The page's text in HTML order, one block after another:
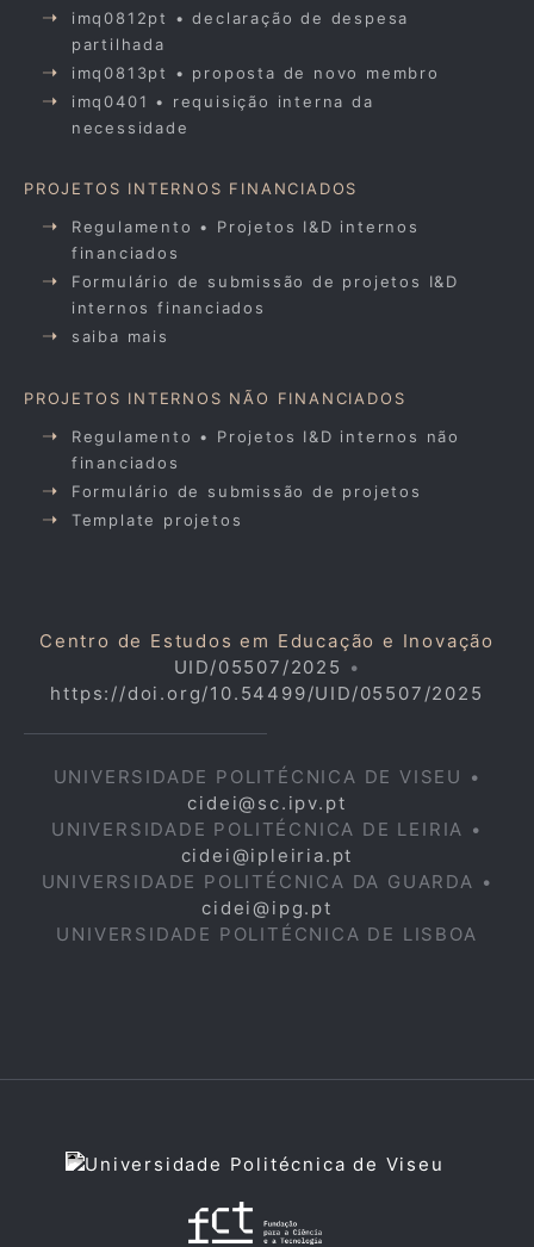
imq0812pt • declaração de despesa
partilhada
imq0813pt • proposta de novo membro
imq0401 • requisição interna da
necessidade
PROJETOS INTERNOS FINANCIADOS
Regulamento • Projetos I&D internos
financiados
Formulário de submissão de projetos I&D
internos financiados
saiba mais
PROJETOS INTERNOS NÃO FINANCIADOS
Regulamento • Projetos I&D internos não
financiados
Formulário de submissão de projetos
Template projetos
Centro de Estudos em Educação e Inovação
UID/05507/2025 •
https://doi.org/10.54499/UID/05507/2025
UNIVERSIDADE POLITÉCNICA DE VISEU •
cidei@sc.ipv.pt
UNIVERSIDADE POLITÉCNICA DE LEIRIA •
cidei@ipleiria.pt
UNIVERSIDADE POLITÉCNICA DA GUARDA •
cidei@ipg.pt
UNIVERSIDADE POLITÉCNICA DE LISBOA